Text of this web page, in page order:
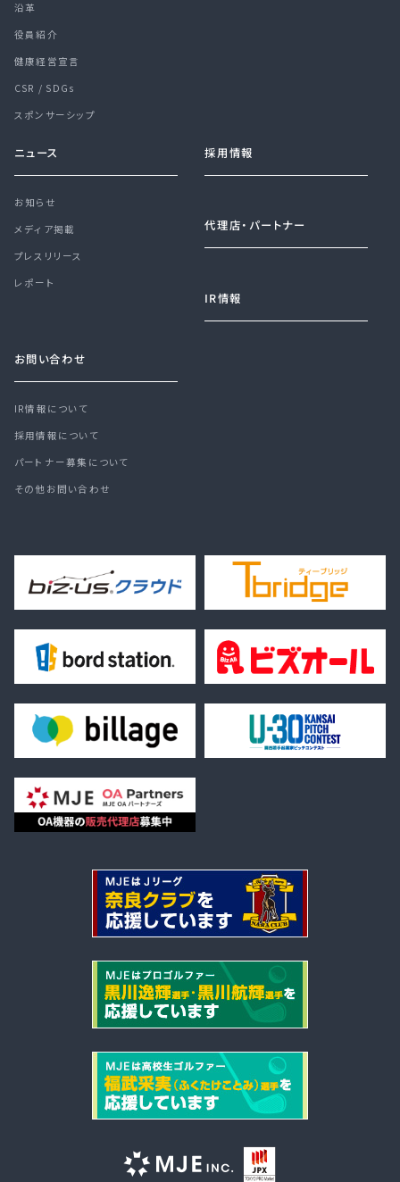
沿革
役員紹介
健康経営宣言
CSR / SDGs
スポンサーシップ
ニュース
お知らせ
メディア掲載
プレスリリース
レポート
採用情報
代理店・パートナー
IR情報
お問い合わせ
IR情報について
採用情報について
パートナー募集について
その他お問い合わせ